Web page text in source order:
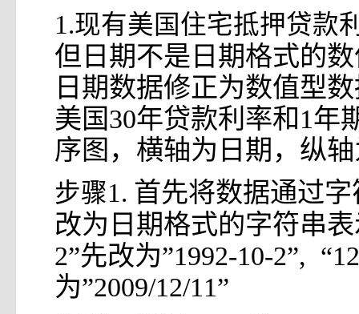
1.现有美国住宅抵押贷款
但日期不是日期格式的
日期数据修正为数值型
美国30年贷款利率和1年
序图，横轴为日期，纵
步骤1. 首先将数据通过
改为日期格式的字符串表
2”先改为”1992-10-2”,
为”2009/12/11”